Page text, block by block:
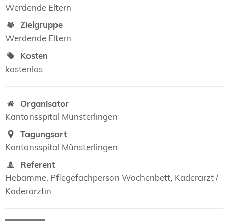
Werdende Eltern
Zielgruppe
Werdende Eltern
Kosten
kostenlos
Organisator
Kantonsspital Münsterlingen
Tagungsort
Kantonsspital Münsterlingen
Referent
Hebamme, Pflegefachperson Wochenbett, Kaderarzt /
Kaderärztin